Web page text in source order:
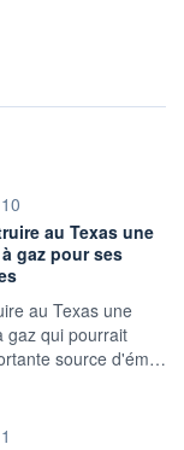
10
au Texas une
gaz pour ses
au Texas une
gaz qui pourrait
source d'ém…
1